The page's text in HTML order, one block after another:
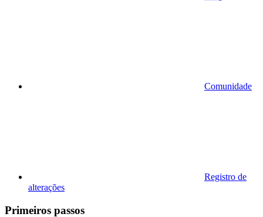
Comunidade
Registro de
alterações
Primeiros passos